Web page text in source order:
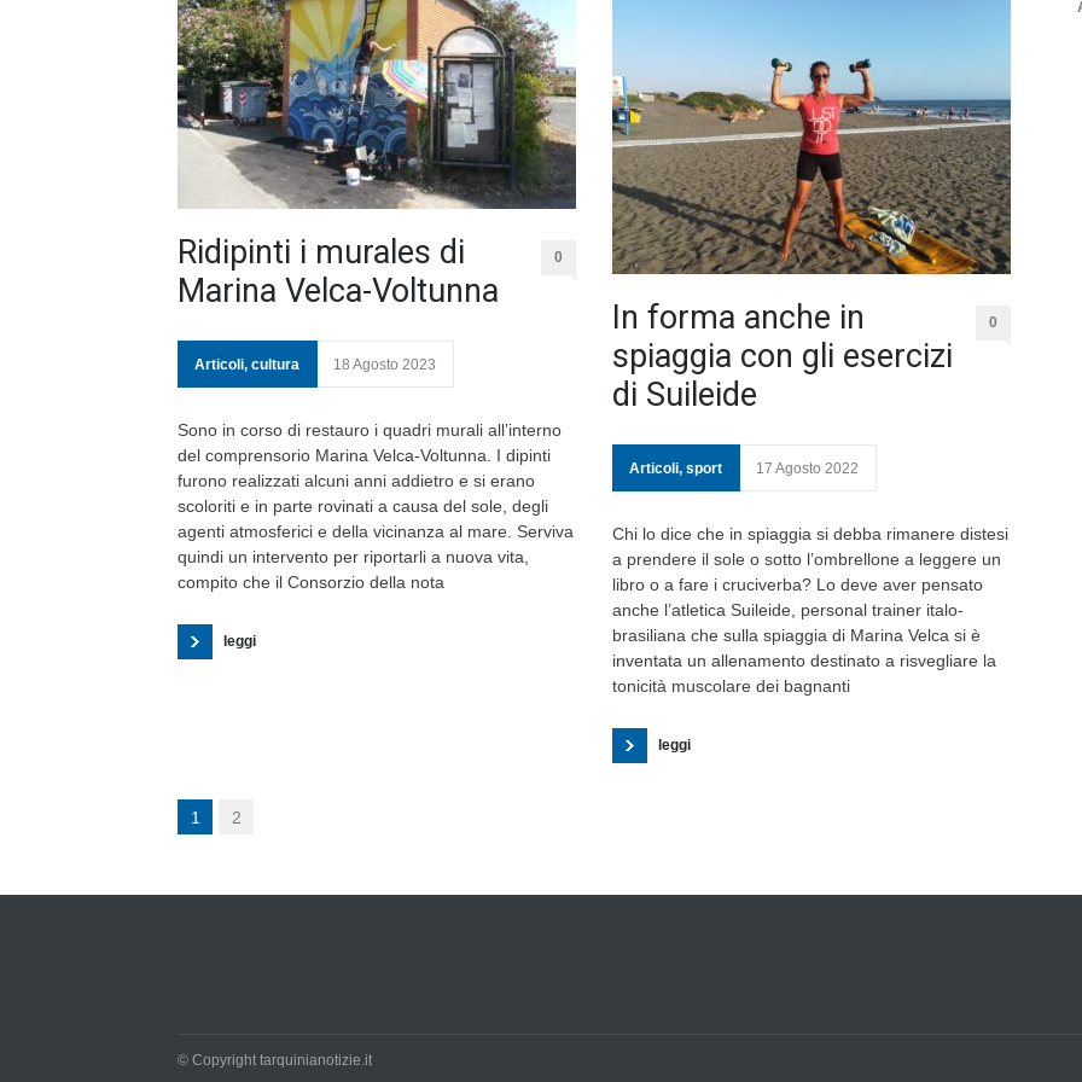
Ridipinti i murales di
Marina Velca-Voltunna
0
Articoli, cultura 18 Agosto 2023
Sono in corso di restauro i quadri murali all’interno
del comprensorio Marina Velca-Voltunna. I dipinti
furono realizzati alcuni anni addietro e si erano
scoloriti e in parte rovinati a causa del sole, degli
agenti atmosferici e della vicinanza al mare. Serviva
quindi un intervento per riportarli a nuova vita,
compito che il Consorzio della nota
leggi
In forma anche in
spiaggia con gli esercizi
di Suileide
0
Articoli, sport 17 Agosto 2022
Chi lo dice che in spiaggia si debba rimanere distesi
a prendere il sole o sotto l’ombrellone a leggere un
libro o a fare i cruciverba? Lo deve aver pensato
anche l’atletica Suileide, personal trainer italo-
brasiliana che sulla spiaggia di Marina Velca si è
inventata un allenamento destinato a risvegliare la
tonicità muscolare dei bagnanti
leggi
1 2
© Copyright tarquinianotizie.it